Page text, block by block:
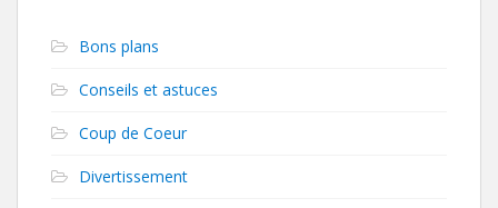
Bons plans
Conseils et astuces
Coup de Coeur
Divertissement